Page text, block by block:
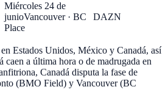
Miércoles 24 de
junioVancouver · BC
Place
DAZN
Estados Unidos, México y Canadá, así
caen a última hora o de madrugada en
Canadá disputa la fase de
(BMO Field) y Vancouver (BC